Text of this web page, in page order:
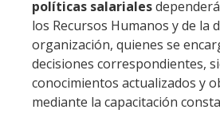
políticas salariales
los Recursos Humanos y de la
organización, quienes se
decisiones correspondientes,
conocimientos actualizados y
mediante la capacitación